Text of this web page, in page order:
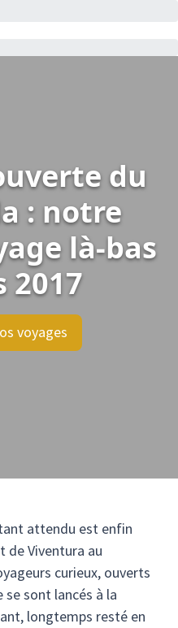
du
: notre
là-bas
2017
voyages
attendu est enfin
de Viventura au
curieux, ouverts
se sont lancés à la
longtemps resté en